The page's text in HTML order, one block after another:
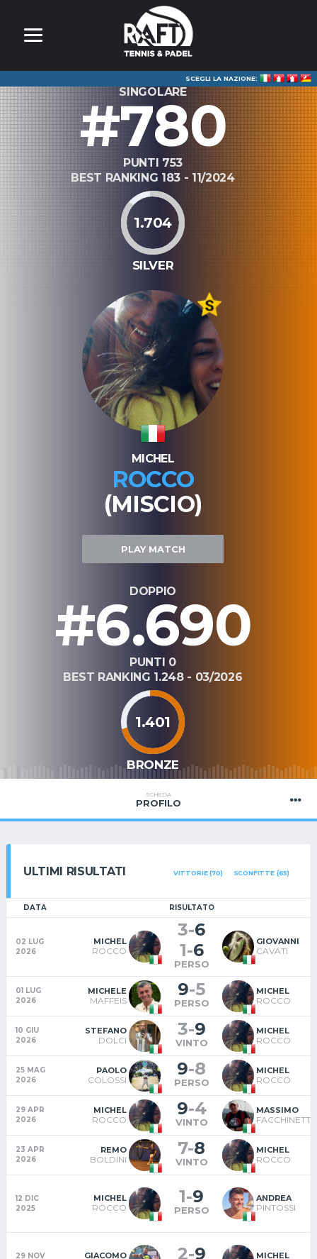
SCEGLI LA NAZIONE:
SINGOLARE
#780
PUNTI 753
BEST RANKING 183 - 11/2024
1.704
SILVER
MICHEL
ROCCO
(MISCIO)
PLAY MATCH
DOPPIO
#6.690
PUNTI 0
BEST RANKING 1.248 - 03/2026
1.401
BRONZE
SCHEDA
PROFILO
ULTIMI RISULTATI VITTORIE (70) SCONFITTE (65)
DATA RISULTATO
02 LUG
2026
MICHEL
ROCCO
3-6
1-6
PERSO
GIOVANNI
CAVATI
01 LUG
2026
MICHELE
MAFFEIS
9-5
PERSO
MICHEL
ROCCO
10 GIU
2026
STEFANO
DOLCI
3-9
VINTO
MICHEL
ROCCO
25 MAG
2026
PAOLO
COLOSSI
9-8
PERSO
MICHEL
ROCCO
29 APR
2026
MICHEL
ROCCO
9-4
VINTO
MASSIMO
FACCHINETTI
23 APR
2026
REMO
BOLDINI
7-8
VINTO
MICHEL
ROCCO
12 DIC
2025
MICHEL
ROCCO
1-9
PERSO
ANDREA
PINTOSSI
29 NOV
GIACOMO 2-9 MICHEL